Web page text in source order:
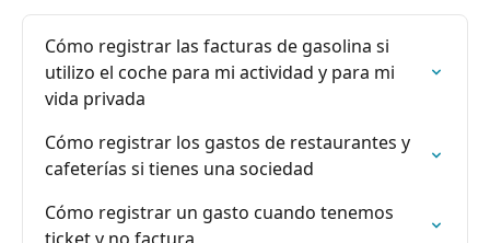
Cómo registrar las facturas de gasolina si
utilizo el coche para mi actividad y para mi
vida privada
Cómo registrar los gastos de restaurantes y
cafeterías si tienes una sociedad
Cómo registrar un gasto cuando tenemos